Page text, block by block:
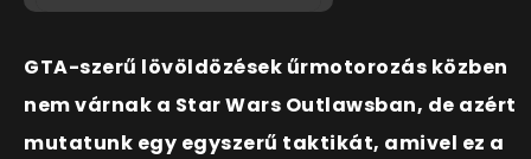
GTA-szerű lövöldözések űrmotorozás közben
nem várnak a Star Wars Outlawsban, de azért
mutatunk egy egyszerű taktikát, amivel ez a